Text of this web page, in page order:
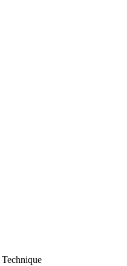
Technique